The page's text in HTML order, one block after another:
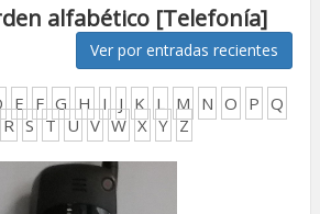
alfabético [Telefonía]
Ver por entradas recientes
E F G H I J K L M N O P Q
R S T U V W X Y Z